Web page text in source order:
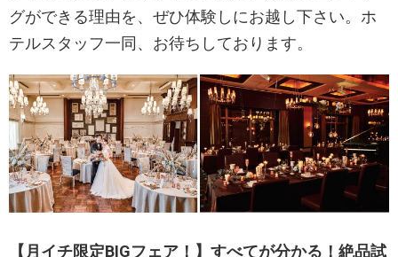
グができる理由を、ぜひ体験しにお越し下さい。ホ
テルスタッフ一同、お待ちしております。
【月イチ限定BIGフェア！】すべてが分かる！絶品試